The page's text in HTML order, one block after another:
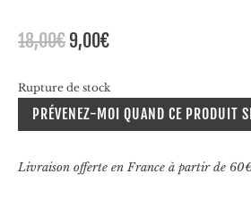
18,00€ Le
initial
était :
18,00€.
9,00€Le
actuel
est :
9,00€.
Rupture de stock
PRÉVENEZ-MOI QUAND CE PRODUIT
Livraison offerte en France à partir de